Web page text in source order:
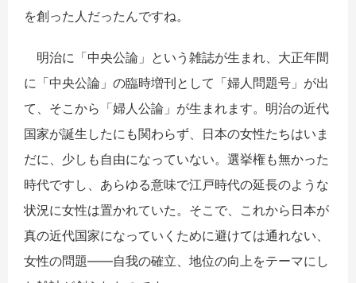
を創った人だったんですね。
明治に「中央公論」という雑誌が生まれ、大正年間
に「中央公論」の臨時増刊として「婦人問題号」が出
て、そこから「婦人公論」が生まれます。明治の近代
国家が誕生したにも関わらず、日本の女性たちはいま
だに、少しも自由になっていない。選挙権も無かった
時代ですし、あらゆる意味で江戸時代の延長のような
状況に女性は置かれていた。そこで、これから日本が
真の近代国家になっていくために避けては通れない、
女性の問題――自我の確立、地位の向上をテーマにし